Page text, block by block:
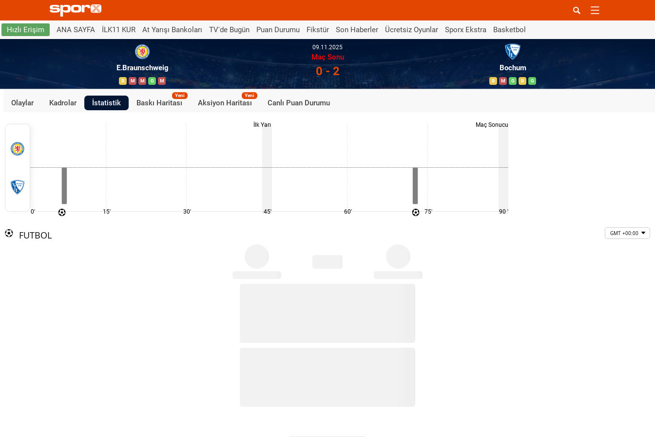
Hızlı Erişim ANA SAYFA İLK11 KUR At Yarışı Bankoları TV'de Bugün Puan Durumu Fikstür Son Haberler Ücretsiz Oyunlar Sporx Ekstra Basketbol
E.Braunschweig
B M M G M
09.11.2025
Maç Sonu
0 - 2 Bochum
B M G B G
Olaylar Kadrolar İstatistik Baskı Haritası
Yeni
Aksiyon Haritası
Yeni
Canlı Puan Durumu
0' 15' 30'
İlk Yarı
45' 60' 75'
Maç Sonucu
90 '
FUTBOL GMT +00:00